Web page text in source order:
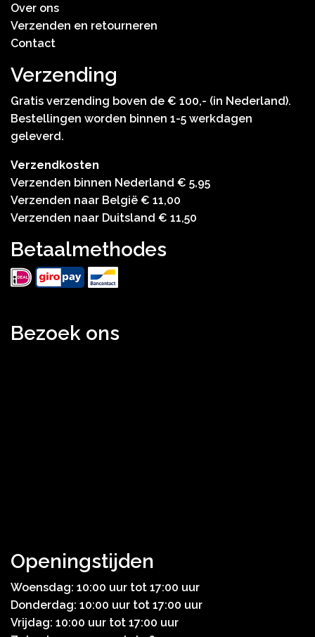
Over ons
Verzenden en retourneren
Contact
Verzending
Gratis verzending boven de € 100,- (in Nederland).
Bestellingen worden binnen 1-5 werkdagen
geleverd.
Verzendkosten
Verzenden binnen Nederland € 5,95
Verzenden naar België € 11,00
Verzenden naar Duitsland € 11,50
Betaalmethodes
Bezoek ons
Openingstijden
Woensdag: 10:00 uur tot 17:00 uur
Donderdag: 10:00 uur tot 17:00 uur
Vrijdag: 10:00 uur tot 17:00 uur